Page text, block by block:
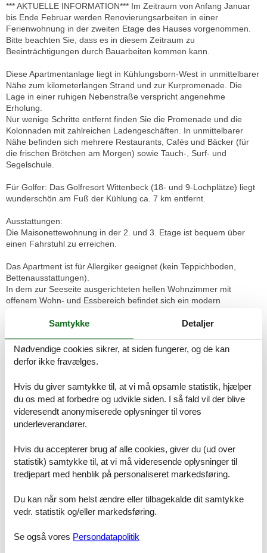
*** AKTUELLE INFORMATION*** Im Zeitraum von Anfang Januar
bis Ende Februar werden Renovierungsarbeiten in einer
Ferienwohnung in der zweiten Etage des Hauses vorgenommen.
Bitte beachten Sie, dass es in diesem Zeitraum zu
Beeinträchtigungen durch Bauarbeiten kommen kann.
Diese Apartmentanlage liegt in Kühlungsborn-West in unmittelbarer
Nähe zum kilometerlangen Strand und zur Kurpromenade. Die
Lage in einer ruhigen Nebenstraße verspricht angenehme
Erholung.
Nur wenige Schritte entfernt finden Sie die Promenade und die
Kolonnaden mit zahlreichen Ladengeschäften. In unmittelbarer
Nähe befinden sich mehrere Restaurants, Cafés und Bäcker (für
die frischen Brötchen am Morgen) sowie Tauch-, Surf- und
Segelschule.
Für Golfer: Das Golfresort Wittenbeck (18- und 9-Lochplätze) liegt
wunderschön am Fuß der Kühlung ca. 7 km entfernt.
Ausstattungen:
Die Maisonettewohnung in der 2. und 3. Etage ist bequem über
einen Fahrstuhl zu erreichen.
Das Apartment ist für Allergiker geeignet (kein Teppichboden,
Bettenausstattungen).
In dem zur Seeseite ausgerichteten hellen Wohnzimmer mit
offenem Wohn- und Essbereich befindet sich ein modern
voll ausgestattete Küche, die für die Zubereitung Ihrer Mahlzeiten
Für Ihre Unterhaltung in gemütlichen Abendstunden sorgen ein TV
und CD/DVD-Player/Radio (Heimkino-Anlage).
geräumige Wohn- und Schlafstudios mit fantastischen Ausblicken
(Meer bzw. Kühlung/Leuchtturm) von den balkonähnlichen
Cabriofenstern. Das erste Studio ist mit einem Doppelbett (1,60 m x
2,00 m), das zweite Schlafstudio mit einem französischen Bett
Neben dem hell gefliesten und lichtdurchfluteten Bad mit Dusche,
WC, Bidet, Waschtisch und Haartrockner im Obergeschoss finden
Sie auch ein Gäste-WC (mit zusätzlichem Urinal) im Untergeschoss
der Wohnung.
Außenbereich:
gelegenen Balkon. Genießen Sie den Ausblick zur Ostsee und
Samtykke Detaljer
Nødvendige cookies sikrer, at siden fungerer, og de kan
derfor ikke fravælges.
Hvis du giver samtykke til, at vi må opsamle statistik, hjælper
du os med at forbedre og udvikle siden. I så fald vil der blive
videresendt anonymiserede oplysninger til vores
underleverandører.
Hvis du accepterer brug af alle cookies, giver du (ud over
statistik) samtykke til, at vi må videresende oplysninger til
tredjepart med henblik på personaliseret markedsføring.
Du kan når som helst ændre eller tilbagekalde dit samtykke
vedr. statistik og/eller markedsføring.
Se også vores Persondatapolitik